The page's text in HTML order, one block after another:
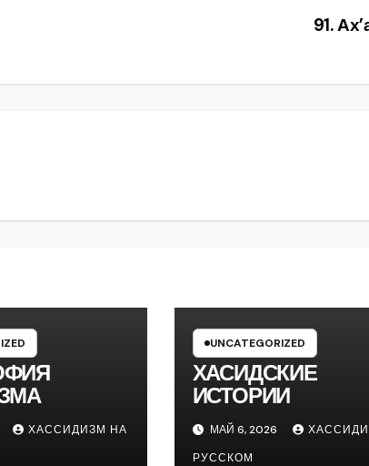
91.
ХАССИДИЗМ НА
UNCATEGORIZED
ХАСИДСКИЕ
ИСТОРИИ
МАЙ 6, 2026
РУССКОМ